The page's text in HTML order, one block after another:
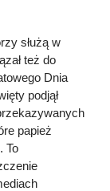
służą w
też do
Dnia
podjął
papież
To